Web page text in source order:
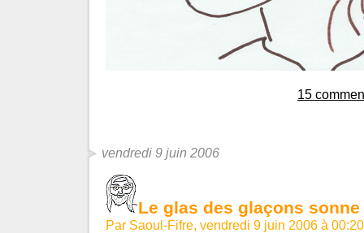
15
vendredi 9 juin 2006
Le glas des glaçons sonne
Par Saoul-Fifre, vendredi 9 juin 2006 à